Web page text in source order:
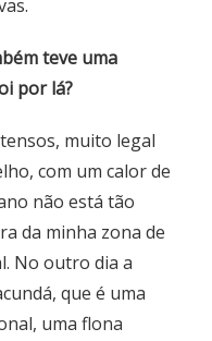
teve uma
por lá?
muito legal
com um calor de
não está tão
da minha zona de
No outro dia a
que é uma
uma flona